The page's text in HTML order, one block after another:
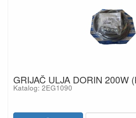
GRIJAČ ULJA DORIN 200W
Katalog: 2EG1090